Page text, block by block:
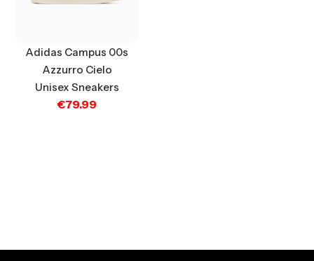
Adidas Campus 00s
Azzurro Cielo
Unisex Sneakers
€79.99